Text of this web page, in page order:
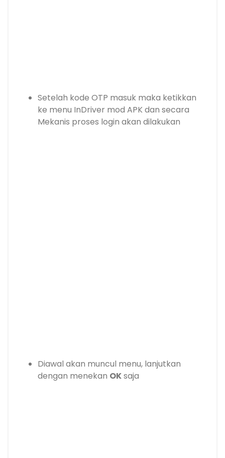
Setelah kode OTP masuk maka ketikkan
ke menu InDriver mod APK dan secara
Mekanis proses login akan dilakukan
Diawal akan muncul menu, lanjutkan
dengan menekan OKsaja